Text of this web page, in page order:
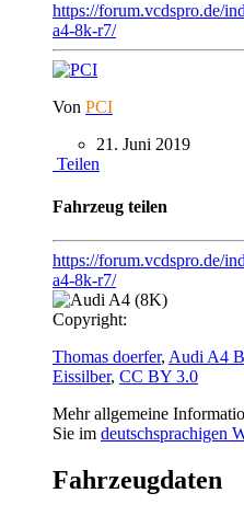
https://forum.vcdspro.de/
a4-8k-r7/
Von PCI
21. Juni 2019
Teilen
Fahrzeug teilen
https://forum.vcdspro.de/
a4-8k-r7/
Copyright:
Thomas doerfer, Audi A4
Eissilber, CC BY 3.0
Mehr allgemeine
Sie im deutschsprachigen
Fahrzeugdaten